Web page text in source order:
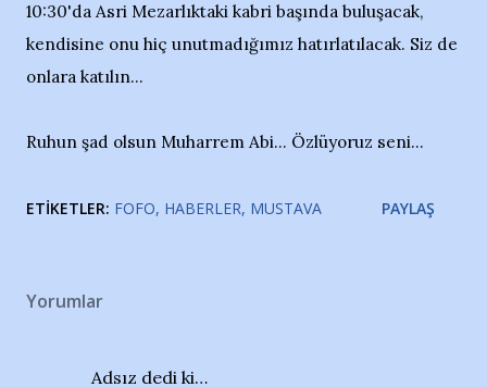
10:30'da Asri Mezarlıktaki kabri başında buluşacak,
kendisine onu hiç unutmadığımız hatırlatılacak. Siz de
onlara katılın...
Ruhun şad olsun Muharrem Abi... Özlüyoruz seni...
ETIKETLER: FOFO HABERLER MUSTAVA PAYLAŞ
Yorumlar
Adsız dedi ki…